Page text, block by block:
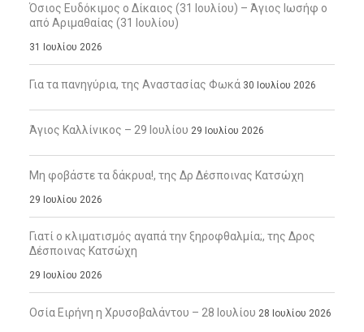
Όσιος Ευδόκιμος ο Δίκαιος (31 Ιουλίου) – Άγιος Ιωσήφ ο
από Αριμαθαίας (31 Ιουλίου)
31 Ιουλίου 2026
Για τα πανηγύρια, της Αναστασίας Φωκά 30 Ιουλίου 2026
Άγιος Καλλίνικος – 29 Ιουλίου 29 Ιουλίου 2026
Μη φοβάστε τα δάκρυα!, της Δρ Δέσποινας Κατσώχη
29 Ιουλίου 2026
Γιατί ο κλιματισμός αγαπά την ξηροφθαλμία;, της Δρος
Δέσποινας Κατσώχη
29 Ιουλίου 2026
Οσία Ειρήνη η Χρυσοβαλάντου – 28 Ιουλίου 28 Ιουλίου 2026